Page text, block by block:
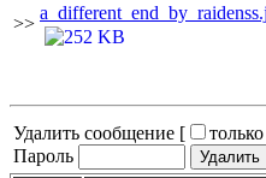
>>
Удалить сообщение [
Пароль